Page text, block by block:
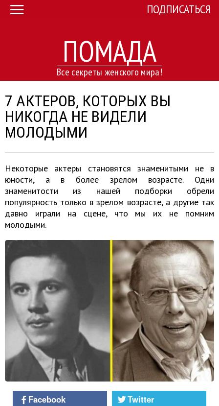
ПОМАДА
Все секреты женского мира!
ПОДПИСАТЬСЯ
7 АКТЕРОВ, КОТОРЫХ ВЫ
НИКОГДА НЕ ВИДЕЛИ
МОЛОДЫМИ
Некоторые актеры становятся знаменитыми не в
юности, а в более зрелом возрасте. Одни
знаменитости из нашей подборки обрели
популярность только в зрелом возрасте, а другие так
давно играли на сцене, что мы их не помним
молодыми.
Facebook
Twitter